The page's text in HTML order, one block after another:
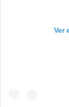
Ver